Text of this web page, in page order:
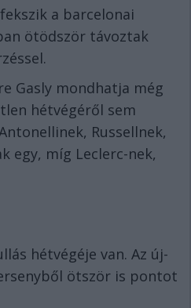
a barcelonai
ötödször távoztak
Gasly mondhatja még
hétvégéről sem
Russellnek,
egy, míg Leclerc-nek,
hétvégéje van. Az új-
ötször is pontot